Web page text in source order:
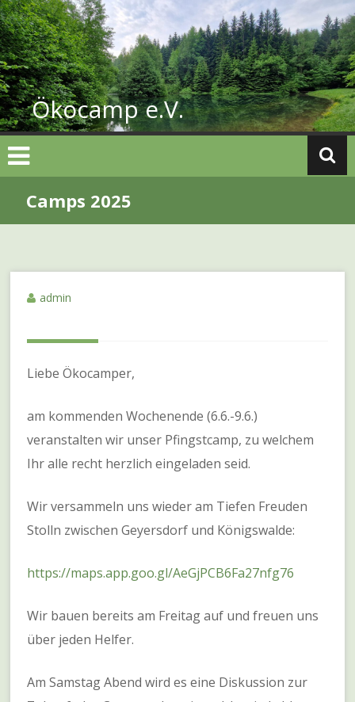
Zum
Inhalt
springen
Ökocamp e.V.
Camps 2025
admin
Liebe Ökocamper,
am kommenden Wochenende (6.6.-9.6.)
veranstalten wir unser Pfingstcamp, zu welchem
Ihr alle recht herzlich eingeladen seid.
Wir versammeln uns wieder am Tiefen Freuden
Stolln zwischen Geyersdorf und Königswalde:
https://maps.app.goo.gl/AeGjPCB6Fa27nfg76
Wir bauen bereits am Freitag auf und freuen uns
über jeden Helfer.
Am Samstag Abend wird es eine Diskussion zur